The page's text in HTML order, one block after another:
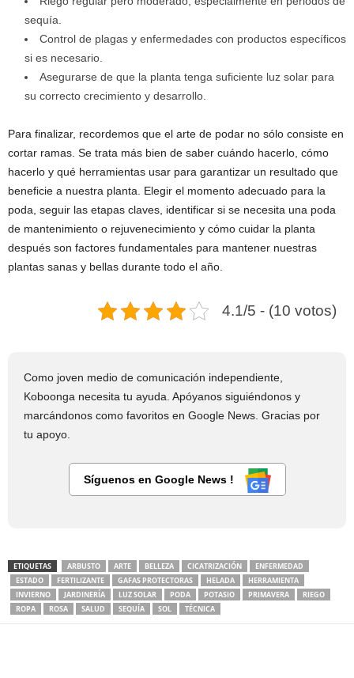
sequía.
Control de plagas y enfermedades con productos específicos
si es necesario.
Asegurarse de que la planta tenga suficiente luz solar para
su correcto crecimiento y desarrollo.
Para finalizar, recordemos que el arte de podar no sólo consiste en
cortar ramas. Se trata más bien de saber cuándo hacerlo, cómo
hacerlo y qué herramientas usar para garantizar un resultado que
beneficie a nuestra planta. Elegir el momento adecuado para la
poda, seguir las etapas claves, identificar si se necesita una poda
de mantenimiento o rejuvenecimiento y cómo cuidar la planta
después son factores fundamentales para mantener nuestras
plantas sanas y bellas durante todo el año.
4.1/5 - (10 votos)
Como joven medio de comunicación independiente,
Koboonga necesita tu ayuda. Apóyanos siguiéndonos y
marcándonos como favoritos en Google News. Gracias por
tu apoyo.
Síguenos en Google News !
ETIQUETAS ARBUSTO ARTE BELLEZA CICATRIZACIÓN
ENFERMEDAD
ESTADO
FERTILIZANTE GAFAS PROTECTORAS HELADA
HERRAMIENTA
INVIERNO
JARDINERÍA LUZ SOLAR PODA POTASIO PRIMAVERA
RIEGO
ROPA
ROSA SALUD SEQUÍA SOL TÉCNICA